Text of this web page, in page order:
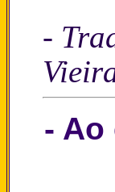
-
-